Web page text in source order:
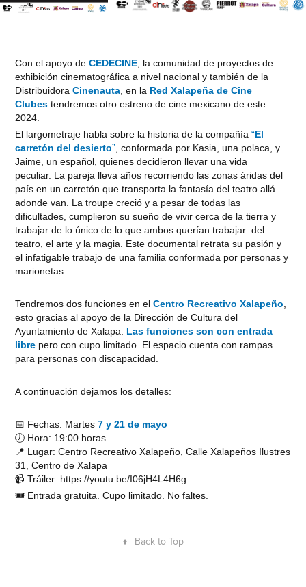
Con el apoyo deCEDECINE , la comunidad de proyectos de
exhibición cinematográfica a nivel nacional y también de la
DistribuidoraCinenauta , en la Red Xalapeña de Cine
Clubestendremos otro estreno de cine mexicano de este
2024.
El largometraje habla sobre la historia de la compañía“El
carretón del desierto” , conformada por Kasia, una polaca, y
Jaime, un español, quienes decidieron llevar una vida
peculiar. La pareja lleva años recorriendo las zonas áridas del
país en un carretón que transporta la fantasía del teatro allá
adonde van.
La troupe creció y a pesar de todas las
dificultades, cumplieron su sueño de vivir cerca de la tierra y
trabajar de lo único de lo que ambos querían trabajar: del
teatro, el arte y la magia. Este documental retrata su pasión y
el infatigable trabajo de una familia conformada por personas y
marionetas.
Tendremos dos funciones en elCentro Recreativo Xalapeño
esto gracias al apoyo de la Dirección de Cultura del
Ayuntamiento de Xalapa. Las funciones son con entrada
libre pero con cupo limitado. El espacio cuenta con rampas
para personas con discapacidad.
A continuación dejamos los detalles:
📅 Fechas: Martes7 y 21 de mayo
🕖 Hora: 19:00 horas
📍 Lugar: Centro Recreativo Xalapeño, Calle Xalapeños Ilustres
31, Centro de Xalapa
📹 Tráiler: https://youtu.be/I06jH4L4H6g
🎟️ Entrada gratuita. Cupo limitado. No faltes.
↑ Back to Top